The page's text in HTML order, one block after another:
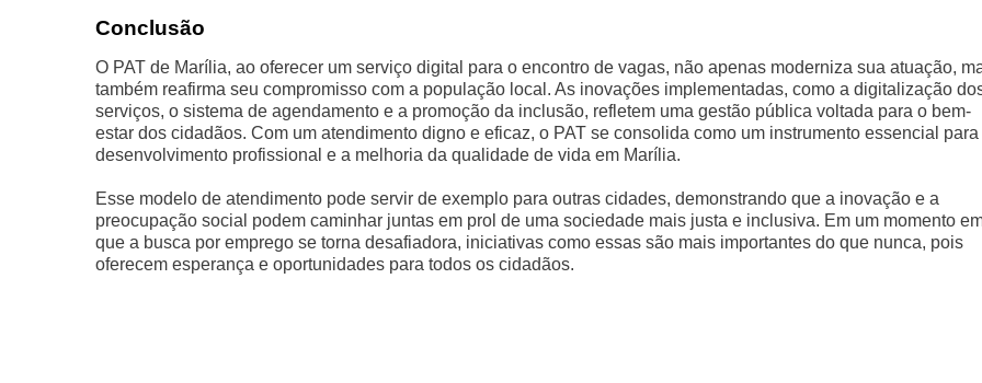
Conclusão
O PAT de Marília, ao oferecer um serviço digital para o encontro de vagas, não apenas moderniza sua atuação,
também reafirma seu compromisso com a população local. As inovações implementadas, como a digitalização
serviços, o sistema de agendamento e a promoção da inclusão, refletem uma gestão pública voltada para o bem-
estar dos cidadãos. Com um atendimento digno e eficaz, o PAT se consolida como um instrumento essencial para
desenvolvimento profissional e a melhoria da qualidade de vida em Marília.
Esse modelo de atendimento pode servir de exemplo para outras cidades, demonstrando que a inovação e a
preocupação social podem caminhar juntas em prol de uma sociedade mais justa e inclusiva. Em um momento
que a busca por emprego se torna desafiadora, iniciativas como essas são mais importantes do que nunca, pois
oferecem esperança e oportunidades para todos os cidadãos.